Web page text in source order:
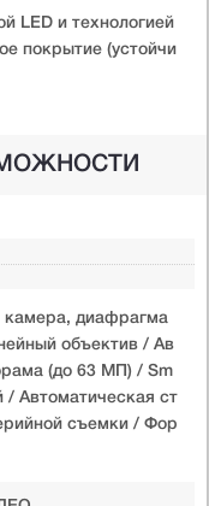
LED и технологией
покрытие (устойчи
камера, диафрагма
объектив / Ав
(до 63 МП) / Sm
/ Автоматическая ст
съемки / Фор